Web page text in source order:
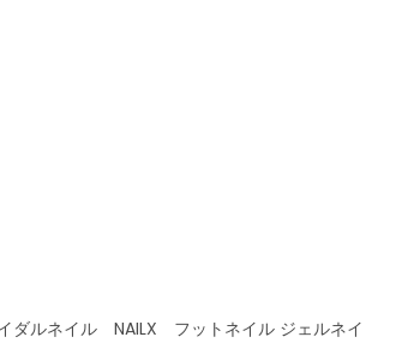
ネイル NAILX フットネイル ジェルネイ